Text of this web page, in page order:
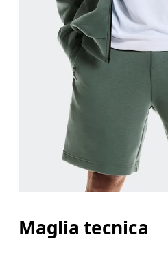
Girovita
Misura il girovita nel
Fianchi
Misura la parte più
Giro coscia
Stai in piedi a
Interno gamba
Maglia tecnica